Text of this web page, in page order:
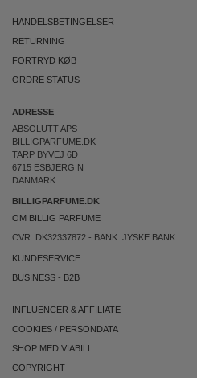
HANDELSBETINGELSER
RETURNING
FORTRYD KØB
ORDRE STATUS
ADRESSE
ABSOLUTT APS
BILLIGPARFUME.DK
TARP BYVEJ 6D
6715 ESBJERG N
DANMARK
BILLIGPARFUME.DK
OM BILLIG PARFUME
CVR: DK32337872 - BANK: JYSKE BANK
KUNDESERVICE
BUSINESS - B2B
INFLUENCER & AFFILIATE
COOKIES / PERSONDATA
SHOP MED VIABILL
COPYRIGHT